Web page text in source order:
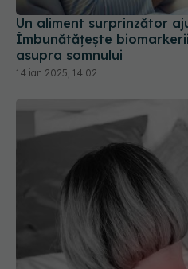
Un aliment surprinzător
Îmbunătățește
asupra somnului
14 ian 2025, 14:02